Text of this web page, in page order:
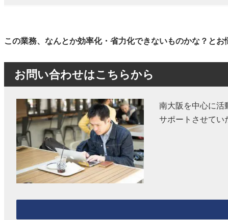
この業務、なんとか効率化・省力化できないものかな？とお
お問い合わせはこちらから
南大阪を中心に活
サポートさせてい